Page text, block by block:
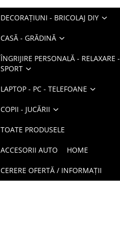
DECORAȚIUNI - BRICOLAJ DIY
CASĂ - GRĂDINĂ
ÎNGRIJIRE PERSONALĂ - RELAXARE -
SPORT
LAPTOP - PC - TELEFOANE
COPII - JUCĂRII
TOATE PRODUSELE
ACCESORII AUTO HOME
CERERE OFERTĂ / INFORMAȚII